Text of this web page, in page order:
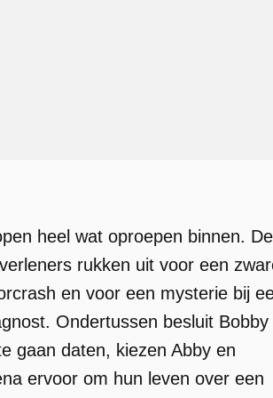
heel wat oproepen binnen. De
rukken uit voor een
en voor een mysterie bij
Ondertussen besluit Bobby
gaan daten, kiezen Abby en
ervoor om hun leven over een